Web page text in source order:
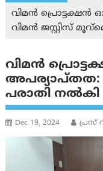
വിമൻ പ്രൊട്ടക്ഷൻ
വിമൻ ജസ്റ്റിസ്
വിമൻ
അപര്യാപ്തത:
പരാതി നൽകി
Dec 19, 2024 പ്രസ്